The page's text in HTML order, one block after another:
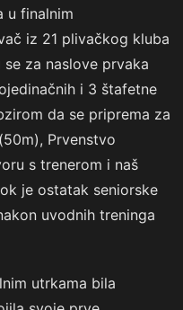
u finalnim
iz 21 plivačkog kluba
za naslove prvaka
i 3 štafetne
da se priprema za
Prvenstvo
s trenerom i naš
je ostatak seniorske
uvodnih treninga
utrkama bila